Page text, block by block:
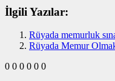
İlgili Yazılar:
Rüyada memurluk
Rüyada Memur
0 0 0 0 0 0